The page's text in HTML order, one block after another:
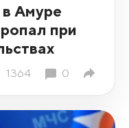
Амуре
при
1364 0